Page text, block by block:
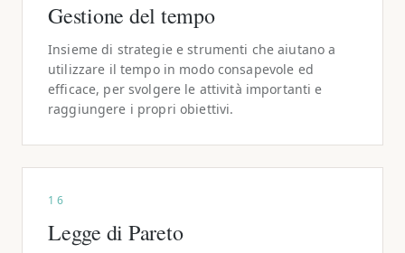
Gestione del tempo
Insieme di strategie e strumenti che aiutano a
utilizzare il tempo in modo consapevole ed
efficace, per svolgere le attività importanti e
raggiungere i propri obiettivi.
16
Legge di Pareto